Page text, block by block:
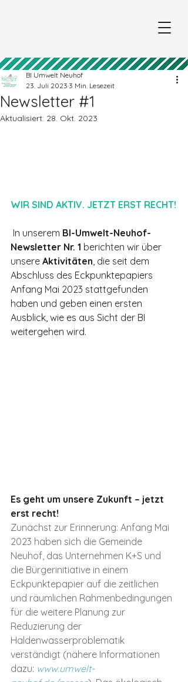
Newsletter #1
BI Umwelt Neuhof
23. Juli 2023 3 Min. Lesezeit
Aktualisiert: 28. Okt. 2023
WIR SIND AKTIV. JETZT ERST RECHT!
In unserem BI-Umwelt-Neuhof-
Newsletter Nr. 1 berichten wir über
unsere Aktivitäten, die seit dem
Abschluss des Eckpunktepapiers
Anfang Mai 2023 stattgefunden
haben und geben einen ersten
Ausblick, wie es aus Sicht der BI
weitergehen wird.
Es geht um unsere Zukunft – jetzt
erst recht!
Zunächst zur Erinnerung: Anfang Mai
2023 haben sich die Gemeinde
Neuhof, das Unternehmen K+S und
die Bürgerinitiative in einem
Eckpunktepapier auf die zeitlichen
und räumlichen Rahmenbedingungen
für die weitere Planung zur
Reduzierung der
Haldenwasserproblematik
verständigt (nähere Informationen
dazu: www.umwelt-